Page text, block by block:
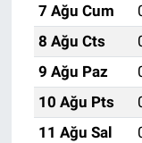
7 Ağu Cum
8 Ağu Cts
9 Ağu Paz
10 Ağu Pts
11 Ağu Sal